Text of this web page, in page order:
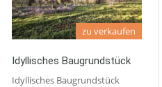
zu verkaufen
Idyllisches Baugrundstück
Idyllisches Baugrundstück